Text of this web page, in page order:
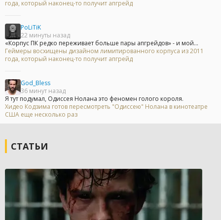
года, который наконец-то получит апгрейд
PoLiTiK
22 минуты назад
«Корпус ПК редко переживает больше пары апгрейдов» - и мой...
Геймеры восхищены дизайном лимитированного корпуса из 2011
года, который наконец-то получит апгрейд
God_Bless
36 минут назад
Я тут подумал, Одиссея Нолана это феномен голого короля.
Хидео Кодзима готов пересмотреть "Одиссею" Нолана в кинотеатре
США еще несколько раз
СТАТЬИ